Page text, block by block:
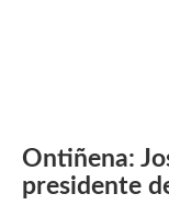
Ontiñena:
presidente